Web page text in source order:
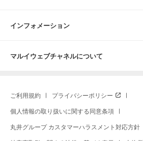
インフォメーション
マルイウェブチャネルについて
ご利用規約 プライバシーポリシー
個人情報の取り扱いに関する同意条項
丸井グループ カスタマーハラスメント対応方針